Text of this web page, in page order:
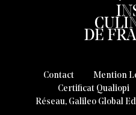
Contact Mention
Certificat Qualiopi
Réseau, Galileo Global